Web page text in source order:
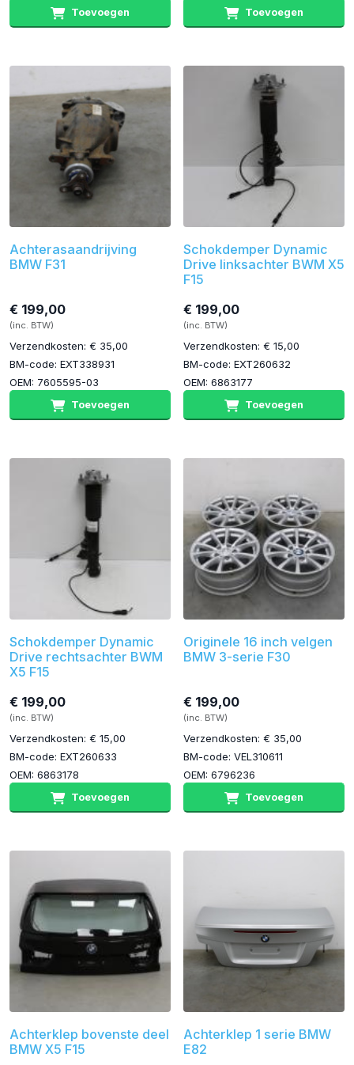
Toevoegen
Toevoegen
Achterasaandrijving
BMW F31
€ 199,00
(inc. BTW)
Verzendkosten: € 35,00
BM-code: EXT338931
OEM: 7605595-03
Toevoegen
Schokdemper Dynamic
Drive linksachter BWM X5
F15
€ 199,00
(inc. BTW)
Verzendkosten: € 15,00
BM-code: EXT260632
OEM: 6863177
Toevoegen
Schokdemper Dynamic
Drive rechtsachter BWM
X5 F15
€ 199,00
(inc. BTW)
Verzendkosten: € 15,00
BM-code: EXT260633
OEM: 6863178
Toevoegen
Originele 16 inch velgen
BMW 3-serie F30
€ 199,00
(inc. BTW)
Verzendkosten: € 35,00
BM-code: VEL310611
OEM: 6796236
Toevoegen
Achterklep bovenste deel
BMW X5 F15
Achterklep 1 serie BMW
E82